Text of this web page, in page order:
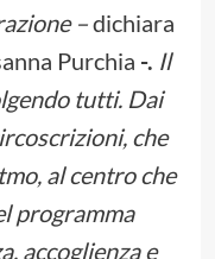
–dichiara
Purchia -. Il
tutti. Dai
che
al centro che
programma
accoglienza e